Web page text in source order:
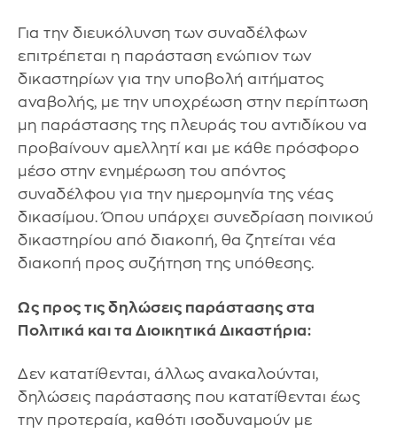
Για την διευκόλυνση των συναδέλφων
επιτρέπεται η παράσταση ενώπιον των
δικαστηρίων για την υποβολή αιτήματος
αναβολής, με την υποχρέωση στην περίπτωση
μη παράστασης της πλευράς του αντιδίκου να
προβαίνουν αμελλητί και με κάθε πρόσφορο
μέσο στην ενημέρωση του απόντος
συναδέλφου για την ημερομηνία της νέας
δικασίμου. Όπου υπάρχει συνεδρίαση ποινικού
δικαστηρίου από διακοπή, θα ζητείται νέα
διακοπή προς συζήτηση της υπόθεσης.
Ως προς τις δηλώσεις παράστασης στα
Πολιτικά και τα Διοικητικά Δικαστήρια:
Δεν κατατίθενται, άλλως ανακαλούνται,
δηλώσεις παράστασης που κατατίθενται έως
την προτεραία, καθότι ισοδυναμούν με